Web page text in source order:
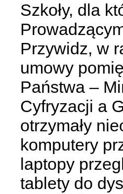
Szkoły, dla
Przywidz, w
umowy
Państwa –
Cyfryzacji a
otrzymały
komputery
laptopy
tablety do